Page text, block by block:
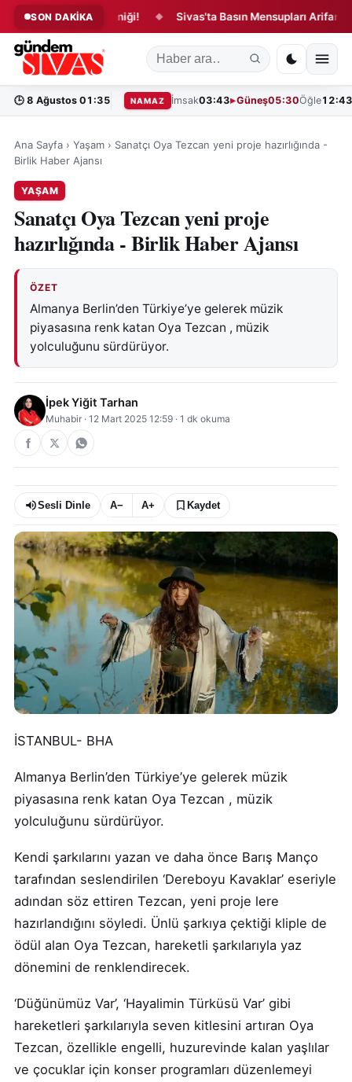
SON DAKİKA
Yangın Paniği! ◆ Sivas'ta Basın Mensupları Arifan
🕒 8 Ağustos 01:35 NAMAZ İmsak03:43 Güneş05:30Öğle12:43
Ana Sayfa › Yaşam › Sanatçı Oya Tezcan yeni proje hazırlığında -
Birlik Haber Ajansı
YAŞAM
Sanatçı Oya Tezcan yeni proje
hazırlığında - Birlik Haber Ajansı
ÖZET
Almanya Berlin’den Türkiye’ye gelerek müzik
piyasasına renk katan Oya Tezcan , müzik
yolculuğunu sürdürüyor.
İpek Yiğit Tarhan
Muhabir · 12 Mart 2025 12:59 · 1 dk okuma
Sesli Dinle A− A+ Kaydet
İSTANBUL- BHA
Almanya Berlin’den Türkiye’ye gelerek müzik
piyasasına renk katan Oya Tezcan , müzik
yolculuğunu sürdürüyor.
Kendi şarkılarını yazan ve daha önce Barış Manço
tarafından seslendirilen ‘Dereboyu Kavaklar’ eseriyle
adından söz ettiren Tezcan, yeni proje lere
hazırlandığını söyledi. Ünlü şarkıya çektiği kliple de
ödül alan Oya Tezcan, hareketli şarkılarıyla yaz
dönemini de renklendirecek.
‘Düğünümüz Var’, ‘Hayalimin Türküsü Var’ gibi
hareketleri şarkılarıyla seven kitlesini artıran Oya
Tezcan, özellikle engelli, huzurevinde kalan yaşlılar
ve çocuklar için konser programları düzenlemeyi